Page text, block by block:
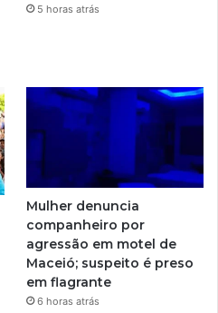
5 horas atrás
Mulher denuncia
companheiro por
agressão em motel de
Maceió; suspeito é preso
em flagrante
6 horas atrás